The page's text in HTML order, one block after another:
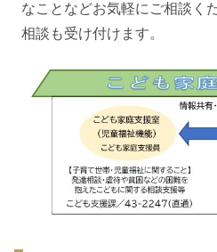
なことなどお気軽にご相談く
相談も受け付けます。